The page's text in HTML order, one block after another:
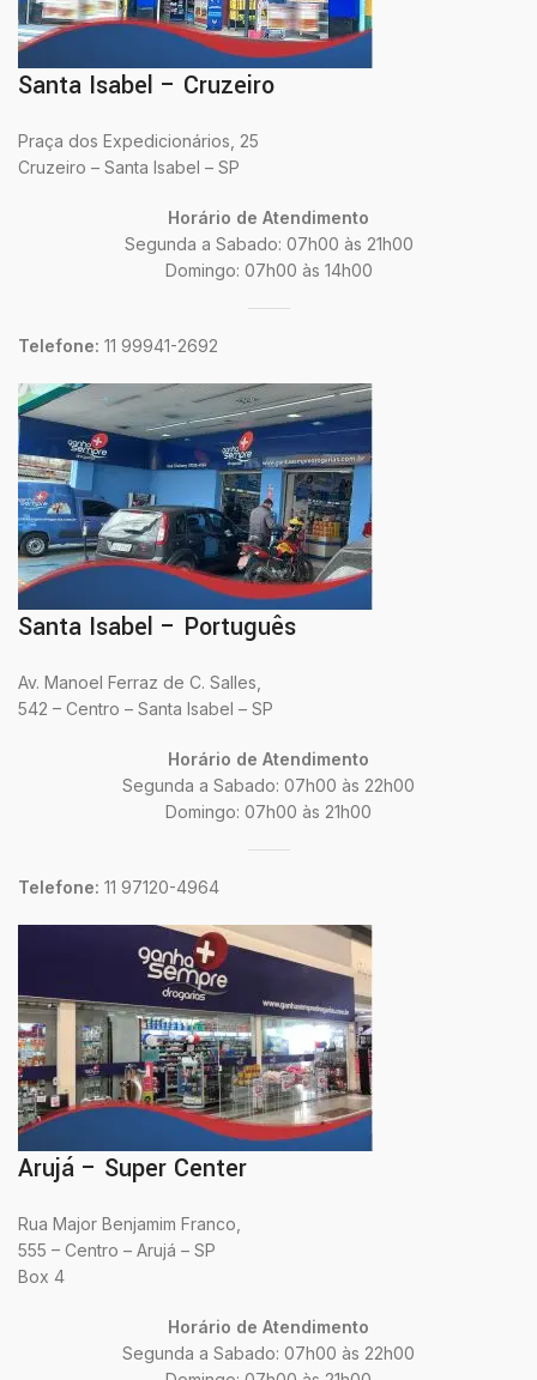
Santa Isabel – Cruzeiro
Praça dos Expedicionários, 25
Cruzeiro – Santa Isabel – SP
Horário de Atendimento
Segunda a Sabado: 07h00 às 21h00
Domingo: 07h00 às 14h00
Telefone: 11 99941-2692
Santa Isabel – Português
Av. Manoel Ferraz de C. Salles,
542 – Centro – Santa Isabel – SP
Horário de Atendimento
Segunda a Sabado: 07h00 às 22h00
Domingo: 07h00 às 21h00
Telefone: 11 97120-4964
Arujá – Super Center
Rua Major Benjamim Franco,
555 – Centro – Arujá – SP
Box 4
Horário de Atendimento
Segunda a Sabado: 07h00 às 22h00